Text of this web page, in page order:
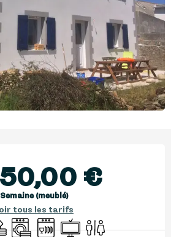
€
Semaine (meublé)
tous les tarifs
et linge
Lave lingeLave vaisselle
TélévisionToilettes